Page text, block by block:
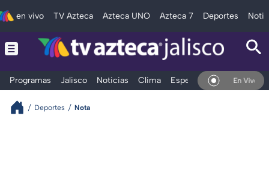
en vivo TV Azteca Azteca UNO Azteca 7 Deportes
Programas Jalisco Noticias Clima Espectáculos Deportes
En Vivo
Deportes Nota